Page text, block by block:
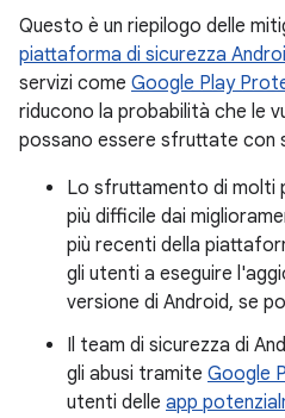
Questo è un riepilogo delle
piattaforma di sicurezza
servizi come Google Play
riducono la probabilità che le
possano essere sfruttate con
Lo sfruttamento di molti
più difficile dai
più recenti della
gli utenti a eseguire
versione di Android, se
Il team di sicurezza di
gli abusi tramite Google
utenti delle app